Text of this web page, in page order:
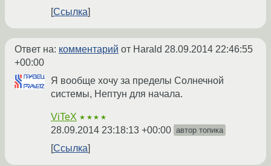
Ссылка
Ответ на: комментарий от Harald 28.09.2014 22:46:55
+00:00
Я вообще хочу за пределы Солнечной
системы, Нептун для начала.
ViTeX ★★★★
28.09.2014 23:18:13 +00:00 автор топика
Ссылка